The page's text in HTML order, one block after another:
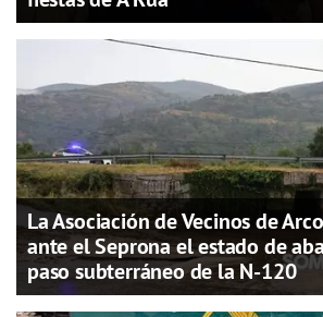
La Asociación de Vecinos de
ante el Seprona el estado de
paso subterráneo de la N-120